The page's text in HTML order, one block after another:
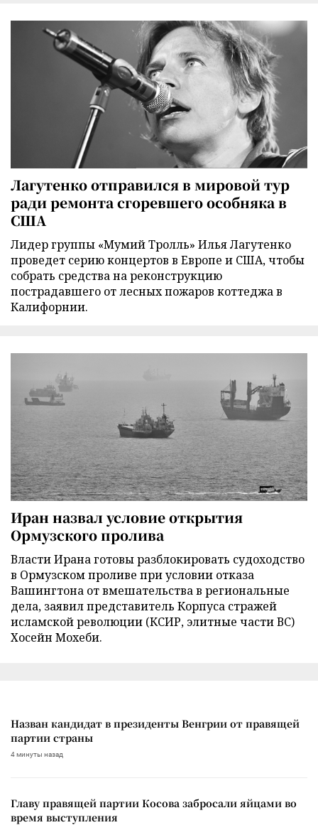
Лагутенко отправился в мировой тур
ради ремонта сгоревшего особняка в
США
Лидер группы «Мумий Тролль» Илья Лагутенко
проведет серию концертов в Европе и США, чтобы
собрать средства на реконструкцию
пострадавшего от лесных пожаров коттеджа в
Калифорнии.
Иран назвал условие открытия
Ормузского пролива
Власти Ирана готовы разблокировать судоходство
в Ормузском проливе при условии отказа
Вашингтона от вмешательства в региональные
дела, заявил представитель Корпуса стражей
исламской революции (КСИР, элитные части ВС)
Хосейн Мохеби.
Назван кандидат в президенты Венгрии от правящей
партии страны
4 минуты назад
Главу правящей партии Косова забросали яйцами во
время выступления